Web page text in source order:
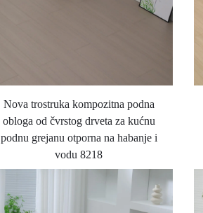
Nova trostruka kompozitna podna
obloga od čvrstog drveta za kućnu
podnu grejanu otporna na habanje i
vodu 8218